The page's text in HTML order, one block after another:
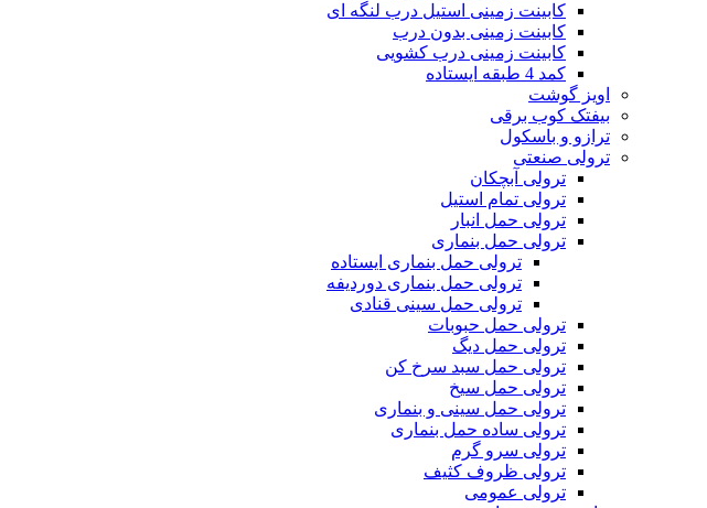
کابینت زمینی استیل درب لنگه ای
کابینت زمینی بدون درب
کابینت زمینی درب کشویی
کمد 4 طبقه ایستاده
اویز گوشت
بیفتک کوب برقی
ترازو و باسکول
ترولی صنعتی
ترولی آبچکان
ترولی تمام استیل
ترولی حمل انبار
ترولی حمل بنماری
ترولی حمل بنماری ایستاده
ترولی حمل بنماری دوردیفه
ترولی حمل سینی قنادی
ترولی حمل حبوبات
ترولی حمل دیگ
ترولی حمل سبد سرخ کن
ترولی حمل سیخ
ترولی حمل سینی و بنماری
ترولی ساده حمل بنماری
ترولی سرو گرم
ترولی ظروف کثیف
ترولی عمومی